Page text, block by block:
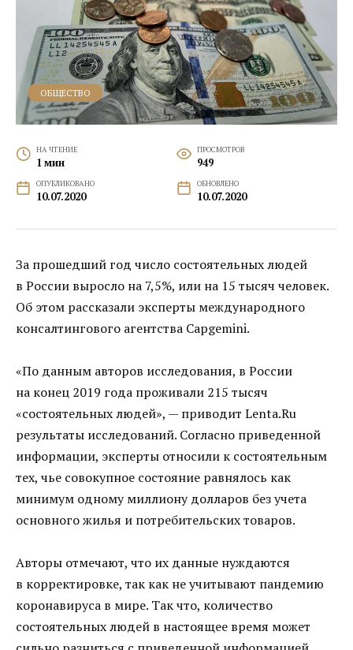
ОБЩЕСТВО
НА ЧТЕНИЕ
1 мин
ПРОСМОТРОВ
949
ОПУБЛИКОВАНО
10.07.2020
ОБНОВЛЕНО
10.07.2020
За прошедший год число состоятельных людей
в России выросло на 7,5%, или на 15 тысяч человек.
Об этом рассказали эксперты международного
консалтингового агентства Capgemini.
«По данным авторов исследования, в России
на конец 2019 года проживали 215 тысяч
«состоятельных людей», — приводит Lenta.Ru
результаты исследований. Согласно приведенной
информации, эксперты относили к состоятельным
тех, чье совокупное состояние равнялось как
минимум одному миллиону долларов без учета
основного жилья и потребительских товаров.
Авторы отмечают, что их данные нуждаются
в корректировке, так как не учитывают пандемию
коронавируса в мире. Так что, количество
состоятельных людей в настоящее время может